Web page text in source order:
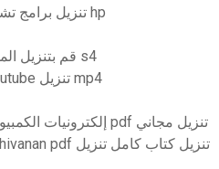
تنزيل برامج تشغيل hd # q = تنزيل برامج تشغيل hp
قم بتنزيل الملف على بطاقة وسائط سامسونج s4
موسيقى مجانية لمقاطع فيديو youtube تنزيل mp4
إلكترونيات الكمبيوتر الرقمية بواسطة ألبرت مالفينو pdf تنزيل مجاني
الكمبيوتر القائم على الأجهزة mathivanan pdf تنزيل كتاب كامل تنزيل